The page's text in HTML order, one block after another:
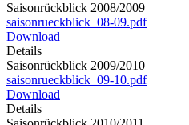
Saisonrückblick 2008/2009
saisonrueckblick_08-09.pdf
Download
Details
Saisonrückblick 2009/2010
saisonrueckblick_09-10.pdf
Download
Details